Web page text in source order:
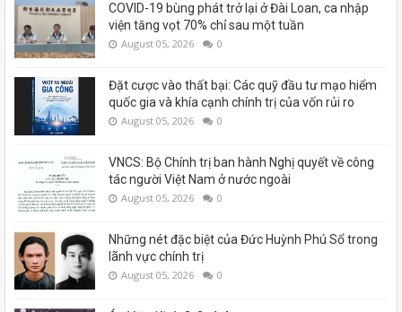
COVID-19 bùng phát trở lại ở Đài Loan, ca nhập
viện tăng vọt 70% chỉ sau một tuần
August 05, 2026 0
Đặt cược vào thất bại: Các quỹ đầu tư mạo hiểm
quốc gia và khía cạnh chính trị của vốn rủi ro
August 05, 2026 0
VNCS: Bộ Chính trị ban hành Nghị quyết về công
tác người Việt Nam ở nước ngoài
August 05, 2026 0
Những nét đặc biệt của Đức Huỳnh Phú Sổ trong
lãnh vực chính trị
August 05, 2026 0